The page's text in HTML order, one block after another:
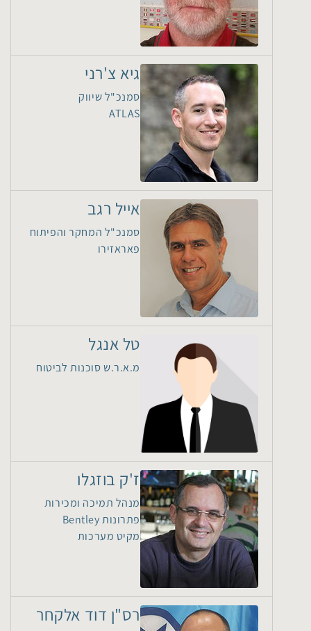
גיא צ'רני
סמנכ"ל שיווק
ATLAS
אייל רגב
סמנכ"ל המחקר והפיתוח
פאראזירו
טל אנגל
מ.א.ר.ש סוכנות לביטוח
ז'ק בוזגלו
מנהל תמיכה ומכירות
פתרונות Bentley
מקיט מערכות
רס"ן דוד אלקחר